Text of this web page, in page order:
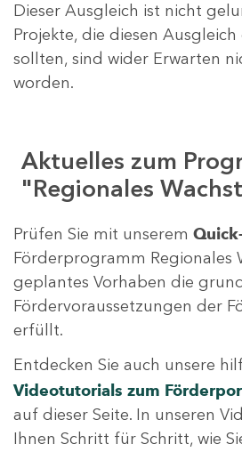
Dieser Ausgleich ist nicht
Projekte, die diesen
sollten, sind wider Erwarten
worden.
Aktuelles zum
"Regionales
Prüfen Sie mit unserem
Förderprogramm Regionales
geplantes Vorhaben die
Fördervoraussetzungen der
erfüllt.
Entdecken Sie auch unsere
Videotutorials zum
auf dieser Seite. In unseren
Ihnen Schritt für Schritt, wie